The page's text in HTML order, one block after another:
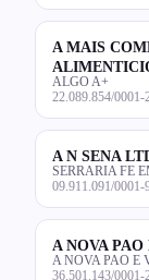
A MAIS
ALGO A+
22.089.854/0001-
A N SENA
SERRARIA FE
09.911.091/0001-
A NOVA
A NOVA PAO E
36.501.143/0001-